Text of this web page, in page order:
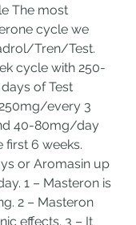
The most
cycle we
Tren/Test.
cycle with 250-
of Test
every 3
40-80mg/day
first 6 weeks.
or Aromasin up
1 – Masteron is
2 – Masteron
effects. 3 – It